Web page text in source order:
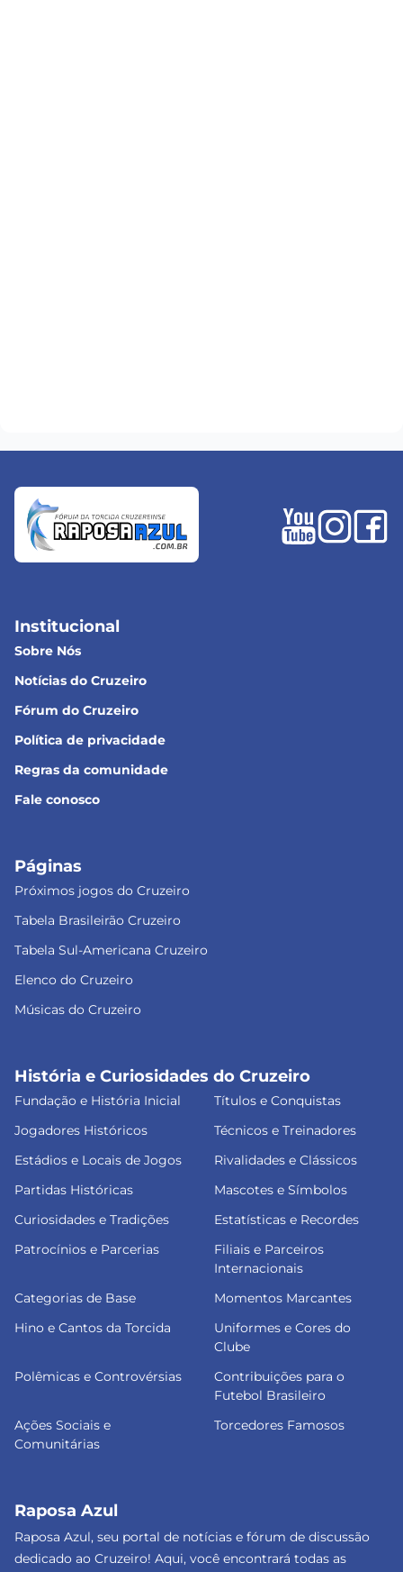
Institucional
Sobre Nós
Notícias do Cruzeiro
Fórum do Cruzeiro
Política de privacidade
Regras da comunidade
Fale conosco
Páginas
Próximos jogos do Cruzeiro
Tabela Brasileirão Cruzeiro
Tabela Sul-Americana Cruzeiro
Elenco do Cruzeiro
Músicas do Cruzeiro
História e Curiosidades do Cruzeiro
Fundação e História Inicial
Títulos e Conquistas
Jogadores Históricos
Técnicos e Treinadores
Estádios e Locais de Jogos
Rivalidades e Clássicos
Partidas Históricas
Mascotes e Símbolos
Curiosidades e Tradições
Estatísticas e Recordes
Patrocínios e Parcerias
Filiais e Parceiros
Internacionais
Categorias de Base
Momentos Marcantes
Hino e Cantos da Torcida
Uniformes e Cores do
Clube
Polêmicas e Controvérsias
Contribuições para o
Futebol Brasileiro
Ações Sociais e
Comunitárias
Torcedores Famosos
Raposa Azul
Raposa Azul, seu portal de notícias e fórum de discussão
dedicado ao Cruzeiro! Aqui, você encontrará todas as